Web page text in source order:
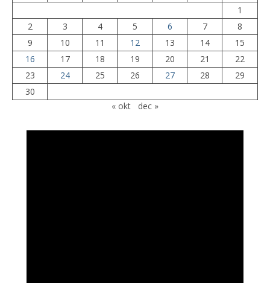
1
2
3 4 5 6 7
8
9
10 11 12 13 14
15
16
17 18 19 20 21
22
23
24 25 26 27 28
29
30
« okt
dec »